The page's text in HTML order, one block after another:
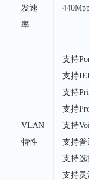
发速
率
VLAN
特性
支持
支持
支持
支持
支持
支持普
支持选
支持灵